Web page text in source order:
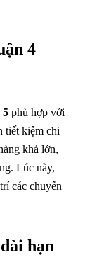
4
5 phù hợp với
tiết kiệm chi
khá lớn,
Lúc này,
các chuyến
hạn